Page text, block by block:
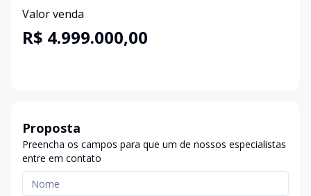
Valor venda
R$ 4.999.000,00
Proposta
Preencha os campos para que um de nossos especialistas
entre em contato